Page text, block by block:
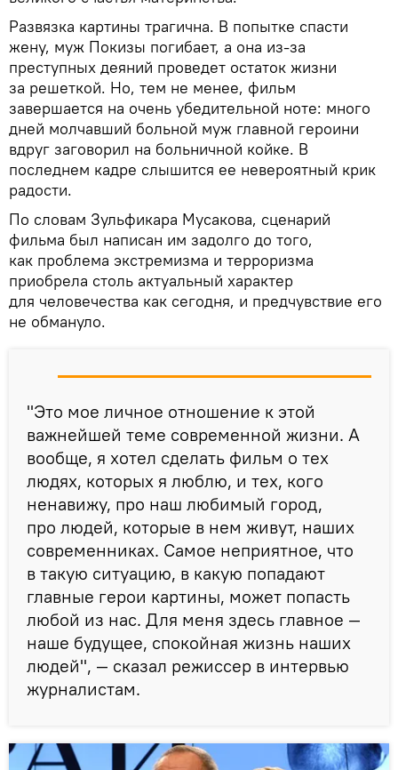
Развязка картины трагична. В попытке спасти
жену, муж Покизы погибает, а она из-за
преступных деяний проведет остаток жизни
за решеткой. Но, тем не менее, фильм
завершается на очень убедительной ноте: много
дней молчавший больной муж главной героини
вдруг заговорил на больничной койке. В
последнем кадре слышится ее невероятный крик
радости.
По словам Зульфикара Мусакова, сценарий
фильма был написан им задолго до того,
как проблема экстремизма и терроризма
приобрела столь актуальный характер
для человечества как сегодня, и предчувствие его
не обмануло.
"Это мое личное отношение к этой
важнейшей теме современной жизни. А
вообще, я хотел сделать фильм о тех
людях, которых я люблю, и тех, кого
ненавижу, про наш любимый город,
про людей, которые в нем живут, наших
современниках. Самое неприятное, что
в такую ситуацию, в какую попадают
главные герои картины, может попасть
любой из нас. Для меня здесь главное —
наше будущее, спокойная жизнь наших
людей", — сказал режиссер в интервью
журналистам.